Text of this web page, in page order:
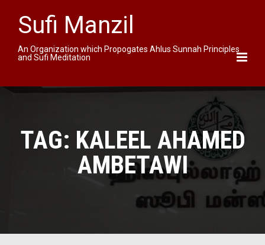
Sufi Manzil
An Organization which Propogates Ahlus Sunnah Principles
and Sufi Meditation
TAG: KALEEL AHAMED
AMBETAWI